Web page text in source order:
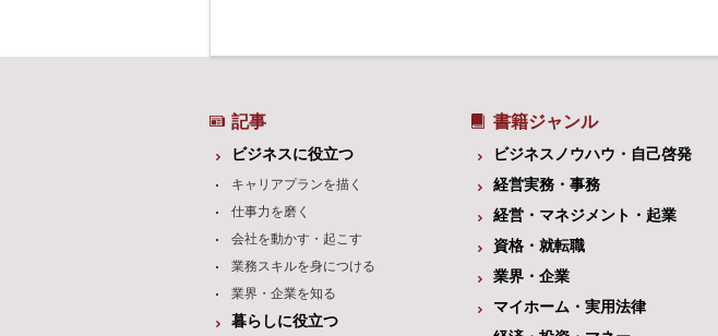
記事
ビジネスに役立つ
キャリアプランを描く
仕事力を磨く
会社を動かす・起こす
業務スキルを身につける
業界・企業を知る
暮らしに役立つ
書籍ジャンル
ビジネスノウハウ・自己啓発
経営実務・事務
経営・マネジメント・起業
資格・就転職
業界・企業
マイホーム・実用法律